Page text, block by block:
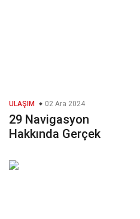
ULAŞIM 02 Ara 2024
29 Navigasyon
Hakkında Gerçek